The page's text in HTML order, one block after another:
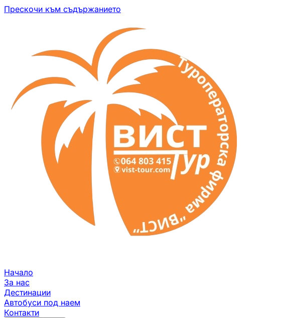
Прескочи към съдържанието
Начало
За нас
Дестинации
Автобуси под наем
Контакти